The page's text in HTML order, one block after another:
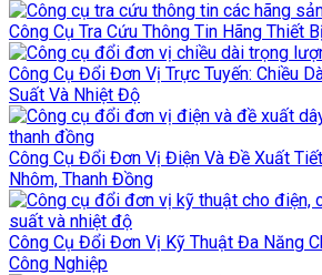
Công Cụ Tra Cứu Thông Tin Hãng Thiết
Công Cụ Đổi Đơn Vị Trực Tuyến: Chiều
Suất Và Nhiệt Độ
Công Cụ Đổi Đơn Vị Điện Và Đề Xuất
Nhôm, Thanh Đồng
Công Cụ Đổi Đơn Vị Kỹ Thuật Đa Năng
Công Nghiệp